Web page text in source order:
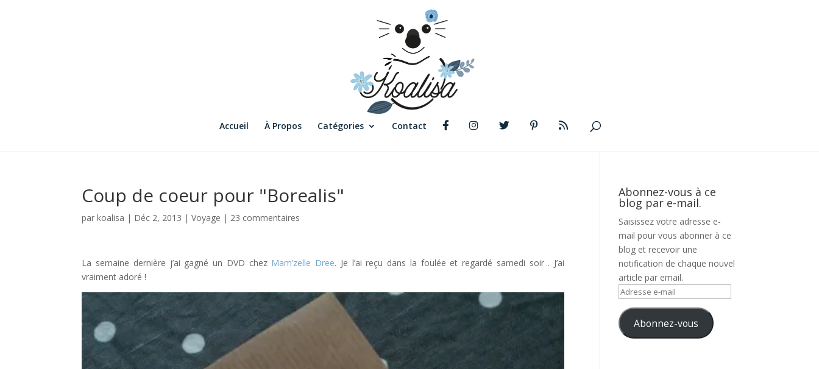
Accueil À Propos Catégories Contact
Coup de coeur pour "Borealis"
parkoalisa | Déc 2, 2013 |Voyage | 23 commentaires
La semaine dernière j’ai gagné un DVD chezMam’zelle Dree. Je l’ai reçu dans la foulée et regardé samedi soir . J’ai
vraiment adoré !
Abonnez-vous à ce
blog par e-mail.
Saisissez votre adresse e-
mail pour vous abonner à ce
blog et recevoir une
notification de chaque nouvel
article par email.
Adresse
mail Abonnez-vous